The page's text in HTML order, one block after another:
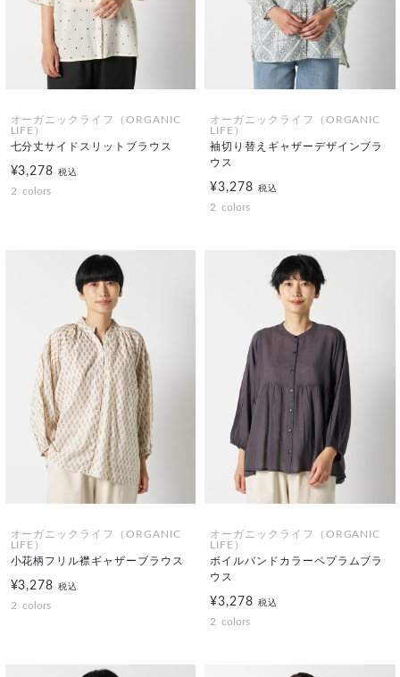
オーガニックライフ（ORGANIC
LIFE）
七分丈サイドスリットブラウス
¥3,278税込
2 colors
オーガニックライフ（ORGANIC
LIFE）
袖切り替えギャザーデザインブラ
ウス
¥3,278 税込
2 colors
オーガニックライフ（ORGANIC
LIFE）
小花柄フリル襟ギャザーブラウス
¥3,278税込
2 colors
オーガニックライフ（ORGANIC
LIFE）
ボイルバンドカラーペプラムブラ
ウス
¥3,278 税込
2 colors